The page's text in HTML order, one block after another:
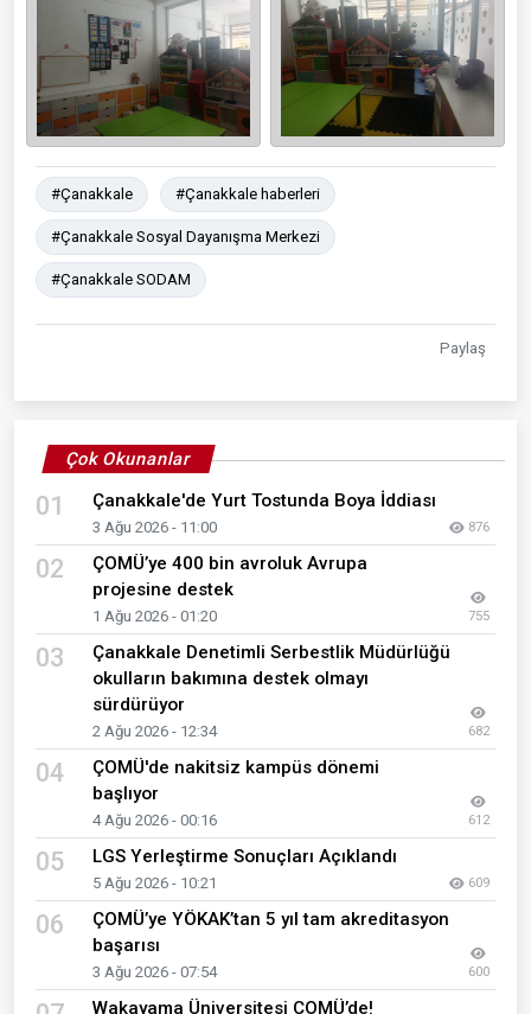
#Çanakkale #Çanakkale haberleri
#Çanakkale Sosyal Dayanışma Merkezi
#Çanakkale SODAM
Paylaş
Çok Okunanlar
01 Çanakkale'de Yurt Tostunda Boya İddiası
3 Ağu 2026 - 11:00 876
02
ÇOMÜ’ye 400 bin avroluk Avrupa
projesine destek
1 Ağu 2026 - 01:20 755
03
Çanakkale Denetimli Serbestlik Müdürlüğü
okulların bakımına destek olmayı
sürdürüyor
2 Ağu 2026 - 12:34 682
04
ÇOMÜ'de nakitsiz kampüs dönemi
başlıyor
4 Ağu 2026 - 00:16 612
05 LGS Yerleştirme Sonuçları Açıklandı
5 Ağu 2026 - 10:21 609
06
ÇOMÜ’ye YÖKAK’tan 5 yıl tam akreditasyon
başarısı
3 Ağu 2026 - 07:54 600
Wakayama Üniversitesi ÇOMÜ’de!